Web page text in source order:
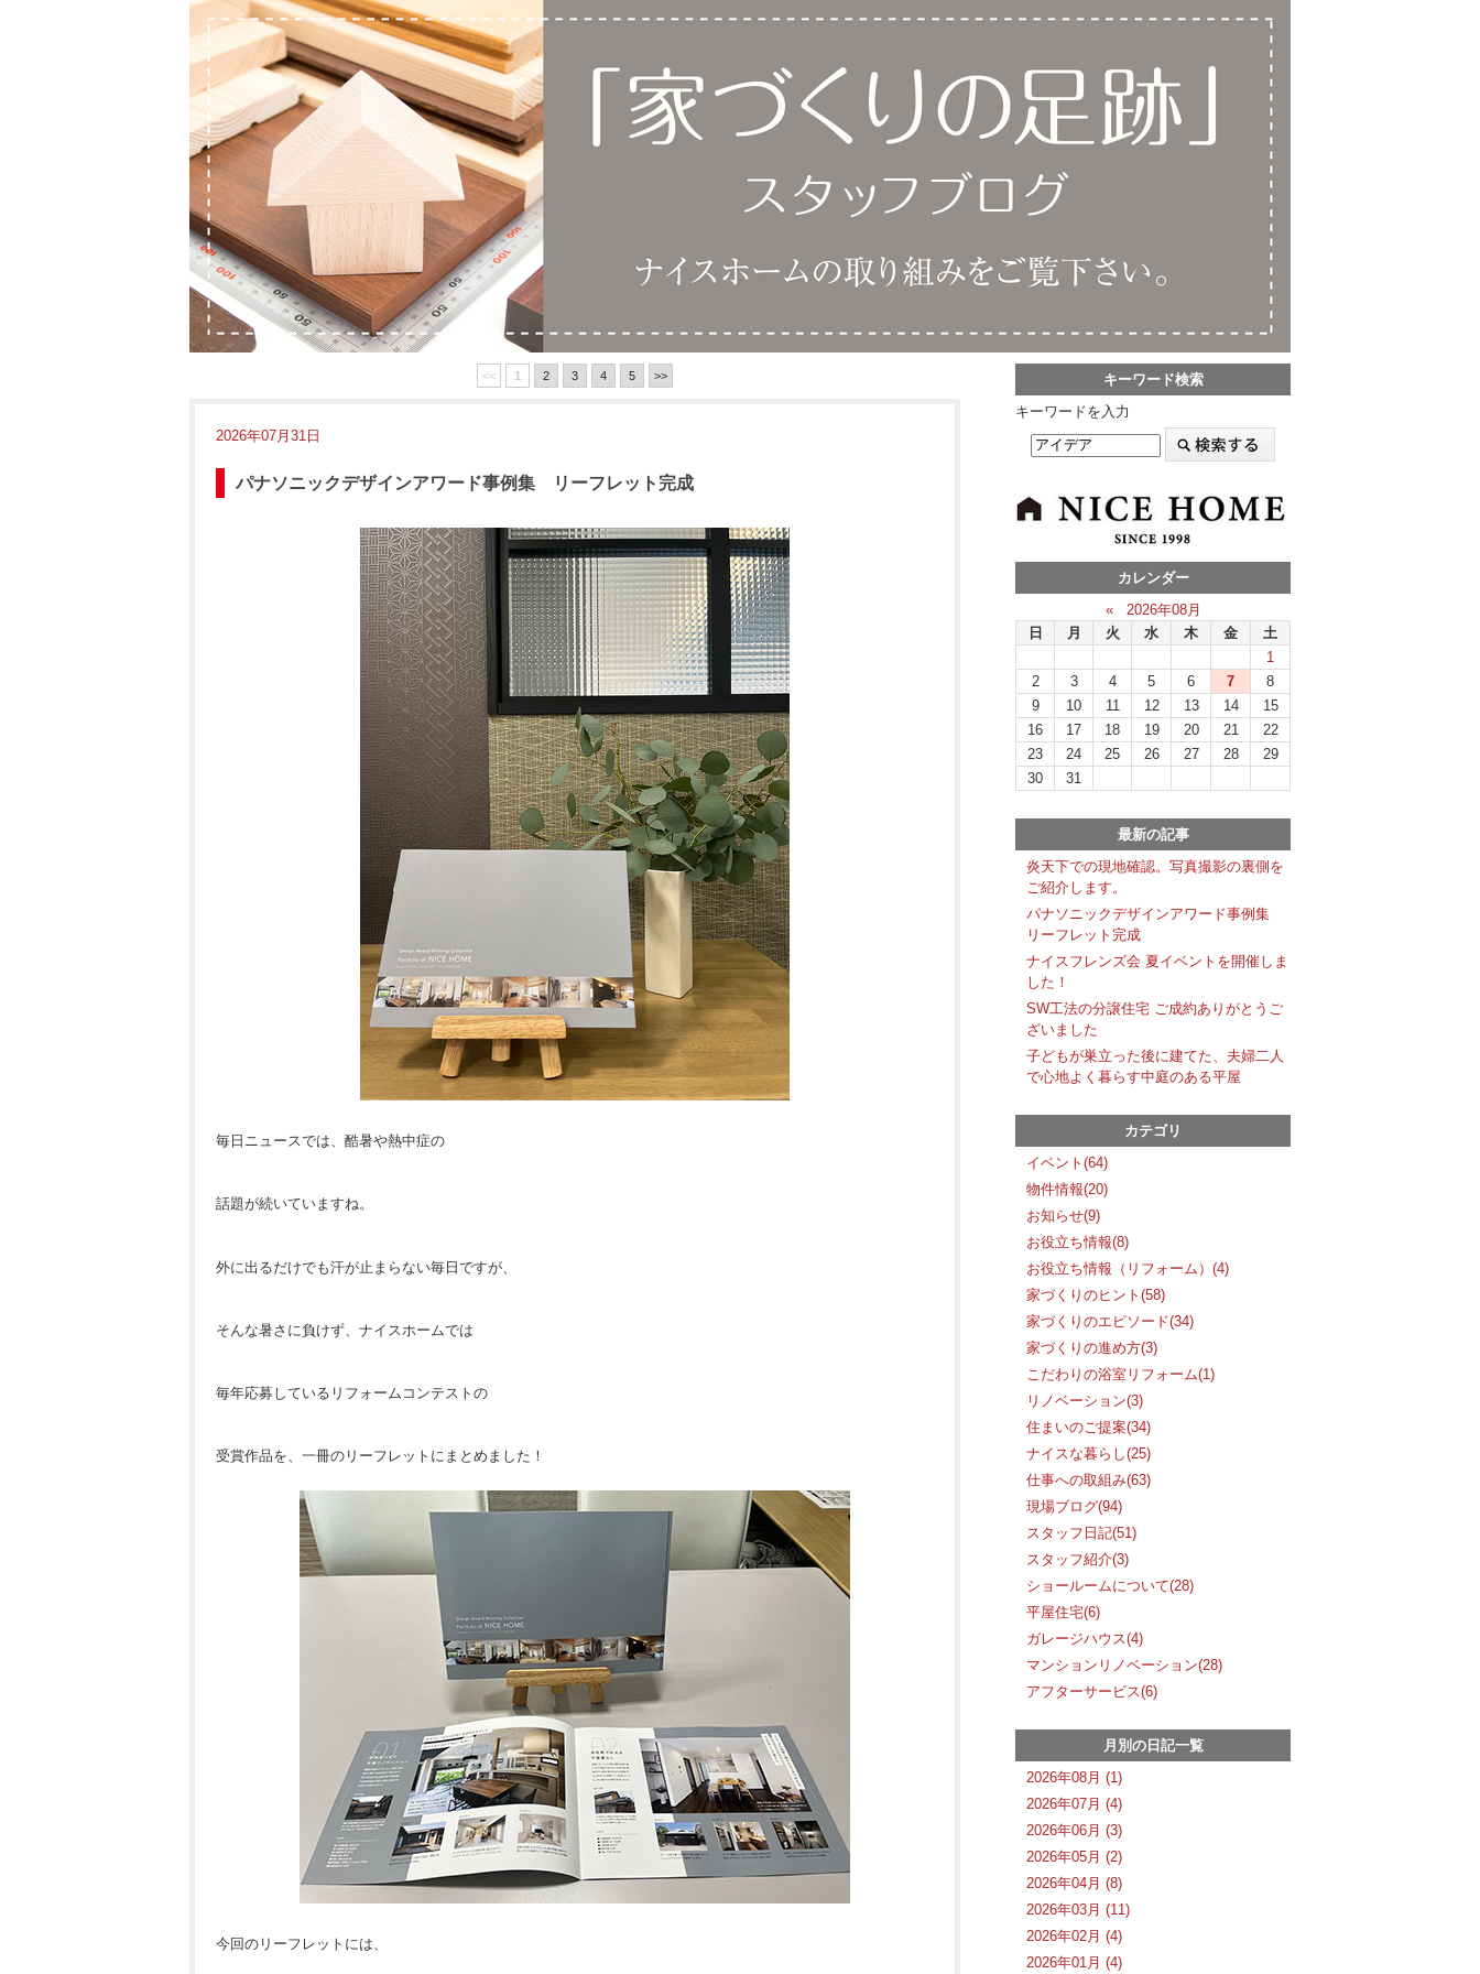
<< 1 2 3 4 5 >>
2026年07月31日
パナソニックデザインアワード事例集 リーフレット完成
毎日ニュースでは、酷暑や熱中症の
話題が続いていますね。
外に出るだけでも汗が止まらない毎日ですが、
そんな暑さに負けず、ナイスホームでは
毎年応募しているリフォームコンテストの
受賞作品を、一冊のリーフレットにまとめました！
今回のリーフレットには、
キーワード検索
キーワードを入力
カレンダー
«
2026年08月
日
月 火 水 木 金
土
1
2
3 4 5 6 7
8
9
10 11 12 13 14
15
16
17 18 19 20 21
22
23
24 25 26 27 28
29
30
31
最新の記事
炎天下での現地確認。写真撮影の裏側を
ご紹介します。
パナソニックデザインアワード事例集
リーフレット完成
ナイスフレンズ会 夏イベントを開催しま
した！
SW工法の分譲住宅 ご成約ありがとうご
ざいました
子どもが巣立った後に建てた、夫婦二人
で心地よく暮らす中庭のある平屋
カテゴリ
イベント(64)
物件情報(20)
お知らせ(9)
お役立ち情報(8)
お役立ち情報（リフォーム）(4)
家づくりのヒント(58)
家づくりのエピソード(34)
家づくりの進め方(3)
こだわりの浴室リフォーム(1)
リノベーション(3)
住まいのご提案(34)
ナイスな暮らし(25)
仕事への取組み(63)
現場ブログ(94)
スタッフ日記(51)
スタッフ紹介(3)
ショールームについて(28)
平屋住宅(6)
ガレージハウス(4)
マンションリノベーション(28)
アフターサービス(6)
月別の日記一覧
2026年08月 (1)
2026年07月 (4)
2026年06月 (3)
2026年05月 (2)
2026年04月 (8)
2026年03月 (11)
2026年02月 (4)
2026年01月 (4)